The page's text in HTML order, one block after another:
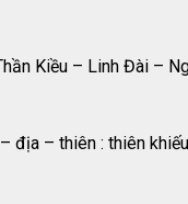
Kiều – Linh Đài –
địa – thiên : thiên